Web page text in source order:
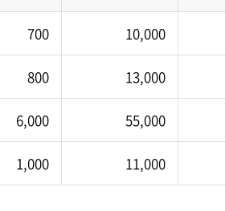
700 10,000
800 13,000
6,000 55,000
1,000 11,000